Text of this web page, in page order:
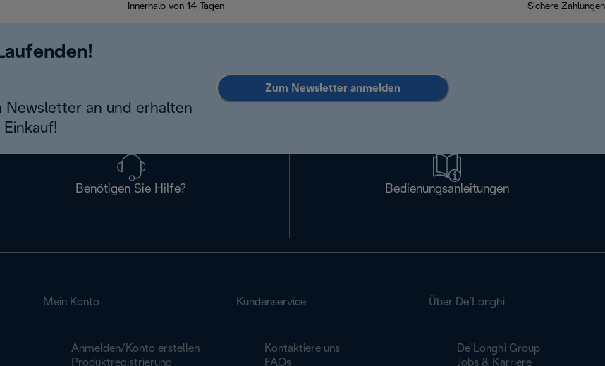
Innerhalb von 14 Tagen Sichere Zahlungen
Newsletter an und erhalten
Zum Newsletter anmelden
Benötigen Sie Hilfe? Bedienungsanleitungen
Mein Konto
Anmelden/Konto erstellen
Produktregistrierung
Kundenservice
Kontaktiere uns
FAQs
Über De’Longhi
De’Longhi Group
Jobs & Karriere